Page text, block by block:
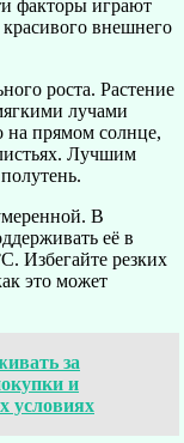
факторы играют
внешнего
роста. Растение
лучами
на прямом солнце,
Лучшим
В
её в
Избегайте резких
это может
за
и
условиях